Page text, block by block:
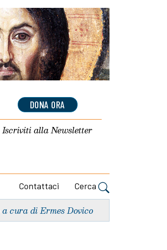
DONA ORA
Iscriviti allaNewsletter
Contattaci Cerca
a cura di Ermes Dovico